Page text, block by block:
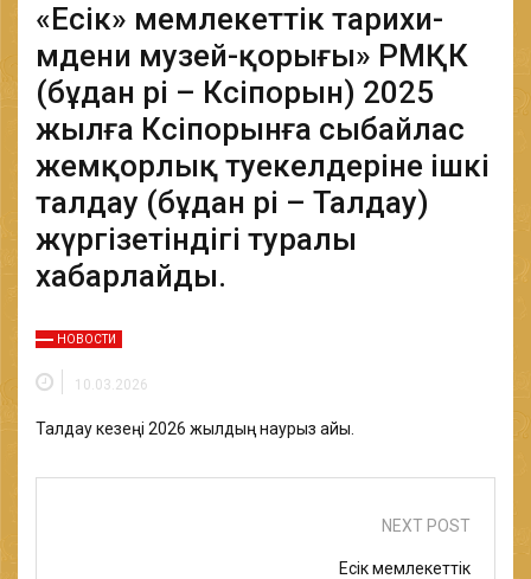
«Есік» мемлекеттік тарихи-
мәдени музей-қорығы» РМҚК
(бұдан әрі – Кәсіпорын) 2025
жылға Кәсіпорынға сыбайлас
жемқорлық тәуекелдеріне ішкі
талдау (бұдан әрі – Талдау)
жүргізетіндігі туралы
хабарлайды.
НОВОСТИ
10.03.2026
Талдау кезеңі 2026 жылдың наурыз айы.
NEXT POST
Есік мемлекеттік